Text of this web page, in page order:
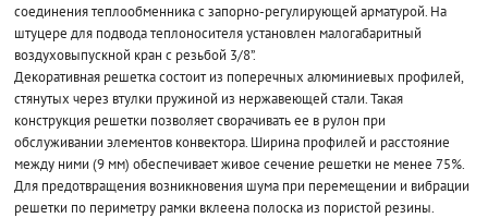
соединения теплообменника с запорно-регулирующей арматурой. На
штуцере для подвода теплоносителя установлен малогабаритный
воздуховыпускной кран с резьбой 3/8”.
Декоративная решетка состоит из поперечных алюминиевых профилей,
стянутых через втулки пружиной из нержавеющей стали. Такая
конструкция решетки позволяет сворачивать ее в рулон при
обслуживании элементов конвектора. Ширина профилей и расстояние
между ними (9 мм) обеспечивает живое сечение решетки не менее 75%.
Для предотвращения возникновения шума при перемещении и вибрации
решетки по периметру рамки вклеена полоска из пористой резины.